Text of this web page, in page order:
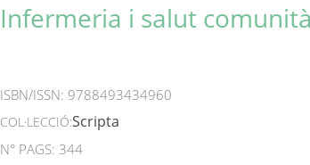
Infermeria i salut
ISBN/ISSN: 9788493434960
COL·LECCIÓ:Scripta
N° PAGS: 344